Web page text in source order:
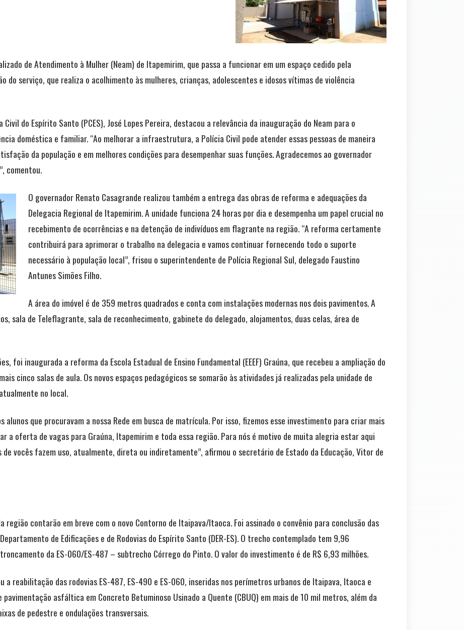
de Atendimento à Mulher (Neam) de Itapemirim, que passa a funcionar em um espaço cedido pela
do serviço, que realiza o acolhimento às mulheres, crianças, adolescentes e idosos vítimas de violência
do Espírito Santo (PCES), José Lopes Pereira, destacou a relevância da inauguração do Neam para o
doméstica e familiar. “Ao melhorar a infraestrutura, a Polícia Civil pode atender essas pessoas de maneira
da população e em melhores condições para desempenhar suas funções. Agradecemos ao governador
comentou.
O governador Renato Casagrande realizou também a entrega das obras de reforma e adequações da
Delegacia Regional de Itapemirim. A unidade funciona 24 horas por dia e desempenha um papel crucial no
recebimento de ocorrências e na detenção de indivíduos em flagrante na região. “A reforma certamente
contribuirá para aprimorar o trabalho na delegacia e vamos continuar fornecendo todo o suporte
necessário à população local”, frisou o superintendente de Polícia Regional Sul, delegado Faustino
Antunes Simões Filho.
A área do imóvel é de 359 metros quadrados e conta com instalações modernas nos dois pavimentos. A
sala de Teleflagrante, sala de reconhecimento, gabinete do delegado, alojamentos, duas celas, área de
foi inaugurada a reforma da Escola Estadual de Ensino Fundamental (EEEF) Graúna, que recebeu a ampliação do
cinco salas de aula. Os novos espaços pedagógicos se somarão às atividades já realizadas pela unidade de
no local.
alunos que procuravam a nossa Rede em busca de matrícula. Por isso, fizemos esse investimento para criar mais
a oferta de vagas para Graúna, Itapemirim e toda essa região. Para nós é motivo de muita alegria estar aqui
vocês fazem uso, atualmente, direta ou indiretamente”, afirmou o secretário de Estado da Educação, Vitor de
região contarão em breve com o novo Contorno de Itaipava/Itaoca. Foi assinado o convênio para conclusão das
de Edificações e de Rodovias do Espírito Santo (DER-ES). O trecho contemplado tem 9,96
da ES-060/ES-487 – subtrecho Córrego do Pinto. O valor do investimento é de R$ 6,93 milhões.
a reabilitação das rodovias ES-487, ES-490 e ES-060, inseridas nos perímetros urbanos de Itaipava, Itaoca e
asfáltica em Concreto Betuminoso Usinado a Quente (CBUQ) em mais de 10 mil metros, além da
de pedestre e ondulações transversais.